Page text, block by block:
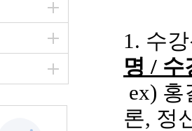
1. 수
명/
ex) 홍
론, 정